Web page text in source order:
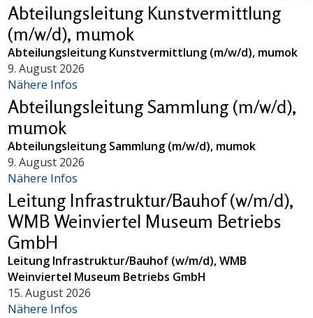
Abteilungsleitung Kunstvermittlung
(m/w/d), mumok
Abteilungsleitung Kunstvermittlung (m/w/d), mumok
9. August 2026
Nähere Infos
Abteilungsleitung Sammlung (m/w/d),
mumok
Abteilungsleitung Sammlung (m/w/d), mumok
9. August 2026
Nähere Infos
Leitung Infrastruktur/Bauhof (w/m/d),
WMB Weinviertel Museum Betriebs
GmbH
Leitung Infrastruktur/Bauhof (w/m/d), WMB
Weinviertel Museum Betriebs GmbH
15. August 2026
Nähere Infos